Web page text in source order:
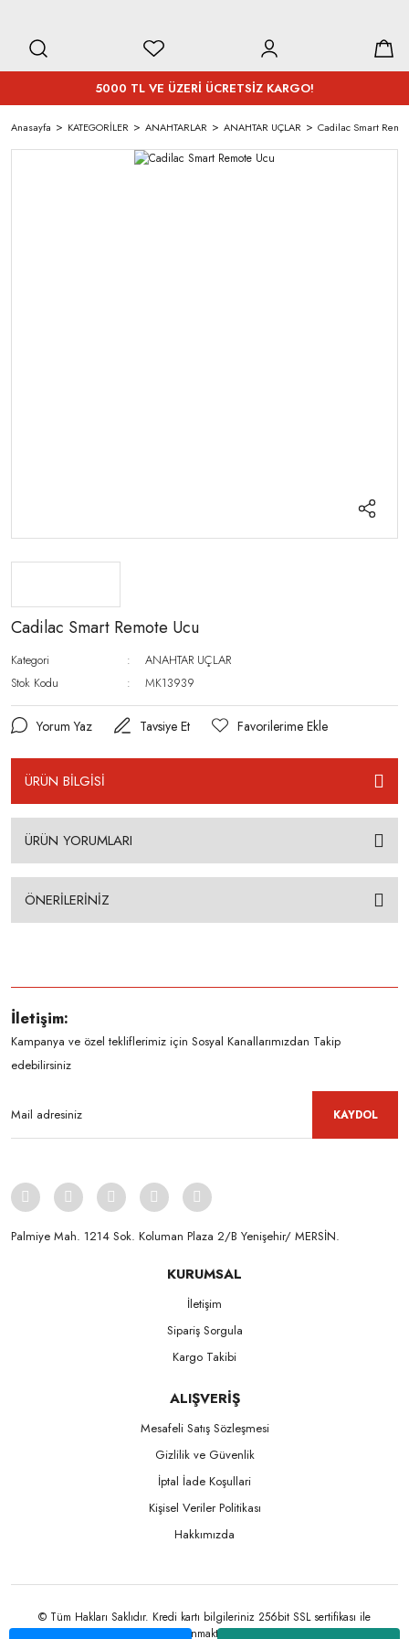
5000 TL VE ÜZERİ ÜCRETSİZ KARGO!
Anasayfa KATEGORİLER ANAHTARLAR ANAHTAR UÇLAR Cadilac Smart
Cadilac Smart Remote Ucu
Kategori
ANAHTAR UÇLAR
Stok Kodu
MK13939
Yorum Yaz Tavsiye Et
ÜRÜN BİLGİSİ
ÜRÜN YORUMLARI
ÖNERİLERİNİZ
İletişim:
Kampanya ve özel tekliflerimiz için Sosyal Kanallarımızdan Takip
edebilirsiniz
KAYDOL
Palmiye Mah. 1214 Sok. Koluman Plaza 2/B Yenişehir/ MERSİN.ㅤㅤㅤㅤㅤㅤㅤㅤㅤㅤㅤㅤㅤㅤㅤㅤㅤㅤㅤㅤㅤㅤㅤㅤㅤㅤㅤㅤㅤㅤㅤㅤㅤㅤㅤ ㅤㅤㅤㅤㅤㅤㅤㅤㅤㅤ
KURUMSAL
İletişim
Sipariş Sorgula
Kargo Takibi
ALIŞVERİŞ
Mesafeli Satış Sözleşmesi
Gizlilik ve Güvenlik
İptal İade Koşullari
Kişisel Veriler Politikası
Hakkımızda
© Tüm Hakları Saklıdır. Kredi kartı bilgileriniz 256bit SSL sertifikası ile
korunmaktadır.